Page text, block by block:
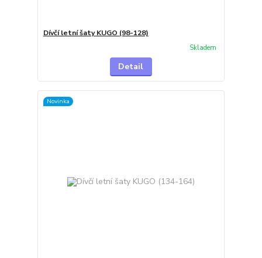
Dívčí letní šaty KUGO (98-128)
Skladem
Detail
Novinka